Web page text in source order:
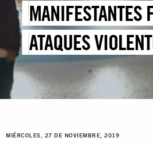
MANIFESTANTES
ATAQUES
PARTIDARIOS DEL
MIÉRCOLES, 27 DE NOVIEMBRE, 2019